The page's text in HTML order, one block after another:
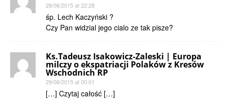
28/06/2015 at 22:28
śp. Lech Kaczyński ?
Czy Pan widzial jego cialo ze tak pisze?
Ks.Tadeusz Isakowicz-Zaleski | Europa
milczy o ekspatriacji Polaków z Kresów
Wschodnich RP
29/06/2015 at 00:01
[…] Czytaj całość […]